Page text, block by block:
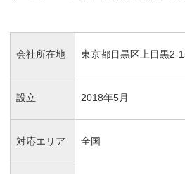
会社所在地 東京都目黒区上目黒2-
設立 2018年5月
対応エリア 全国